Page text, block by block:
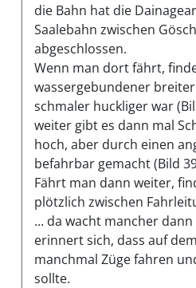
die Bahn hat die
Saalebahn zwischen
abgeschlossen.
Wenn man dort fährt,
wassergebundener
schmaler huckliger war
weiter gibt es dann mal
hoch, aber durch einen
befahrbar gemacht (Bild
Fährt man dann weiter,
plötzlich zwischen
... da wacht mancher
erinnert sich, dass auf
manchmal Züge fahren
sollte.